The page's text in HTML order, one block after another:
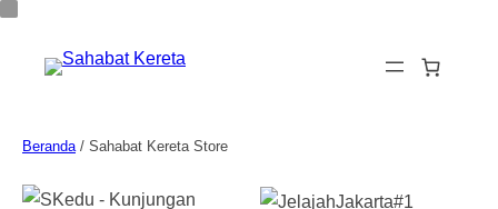
Lewati
konten
Beranda / Sahabat Kereta Store